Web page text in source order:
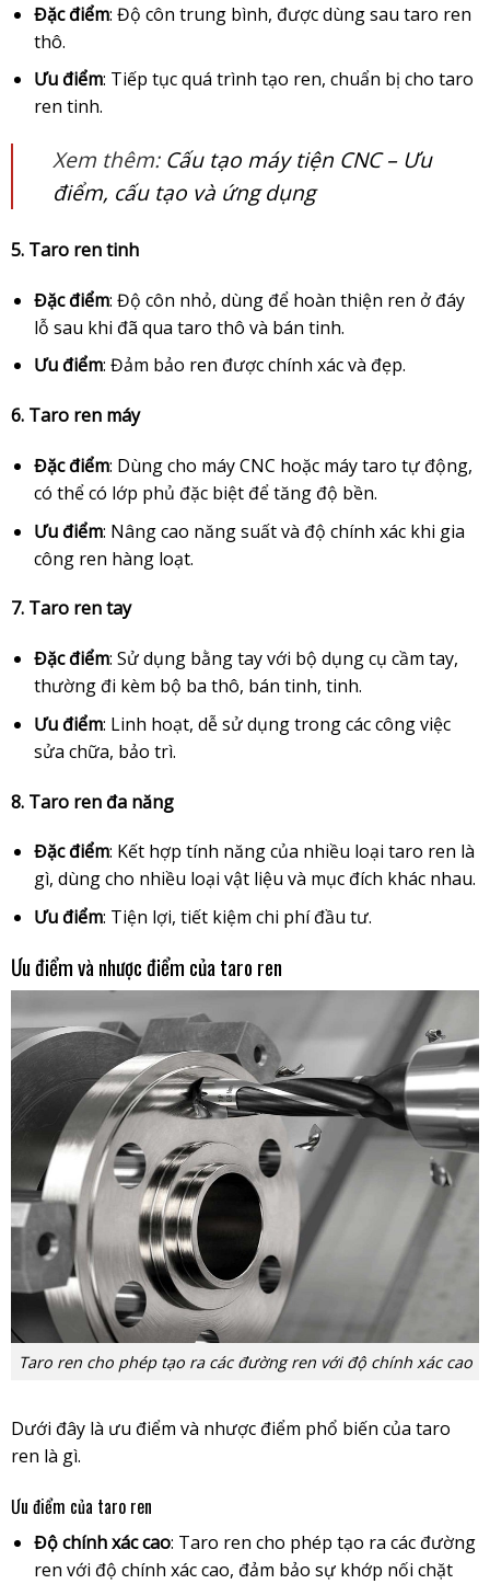
Đặc điểm: Độ côn trung bình, được dùng sau taro ren
thô.
Ưu điểm: Tiếp tục quá trình tạo ren, chuẩn bị cho taro
ren tinh.
Xem thêm: Cấu tạo máy tiện CNC – Ưu
điểm, cấu tạo và ứng dụng
5. Taro ren tinh
Đặc điểm: Độ côn nhỏ, dùng để hoàn thiện ren ở đáy
lỗ sau khi đã qua taro thô và bán tinh.
Ưu điểm: Đảm bảo ren được chính xác và đẹp.
6. Taro ren máy
Đặc điểm: Dùng cho máy CNC hoặc máy taro tự động,
có thể có lớp phủ đặc biệt để tăng độ bền.
Ưu điểm: Nâng cao năng suất và độ chính xác khi gia
công ren hàng loạt.
7. Taro ren tay
Đặc điểm: Sử dụng bằng tay với bộ dụng cụ cầm tay,
thường đi kèm bộ ba thô, bán tinh, tinh.
Ưu điểm: Linh hoạt, dễ sử dụng trong các công việc
sửa chữa, bảo trì.
8. Taro ren đa năng
Đặc điểm: Kết hợp tính năng của nhiều loại taro ren là
gì, dùng cho nhiều loại vật liệu và mục đích khác nhau.
Ưu điểm: Tiện lợi, tiết kiệm chi phí đầu tư.
Ưu điểm và nhược điểm của taro ren
Taro ren cho phép tạo ra các đường ren với độ chính xác cao
Dưới đây là ưu điểm và nhược điểm phổ biến của taro
ren là gì.
Ưu điểm của taro ren
Độ chính xác cao: Taro ren cho phép tạo ra các đường
ren với độ chính xác cao, đảm bảo sự khớp nối chặt